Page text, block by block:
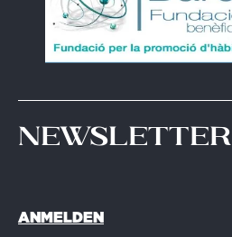
Newsletter
ANMELDEN